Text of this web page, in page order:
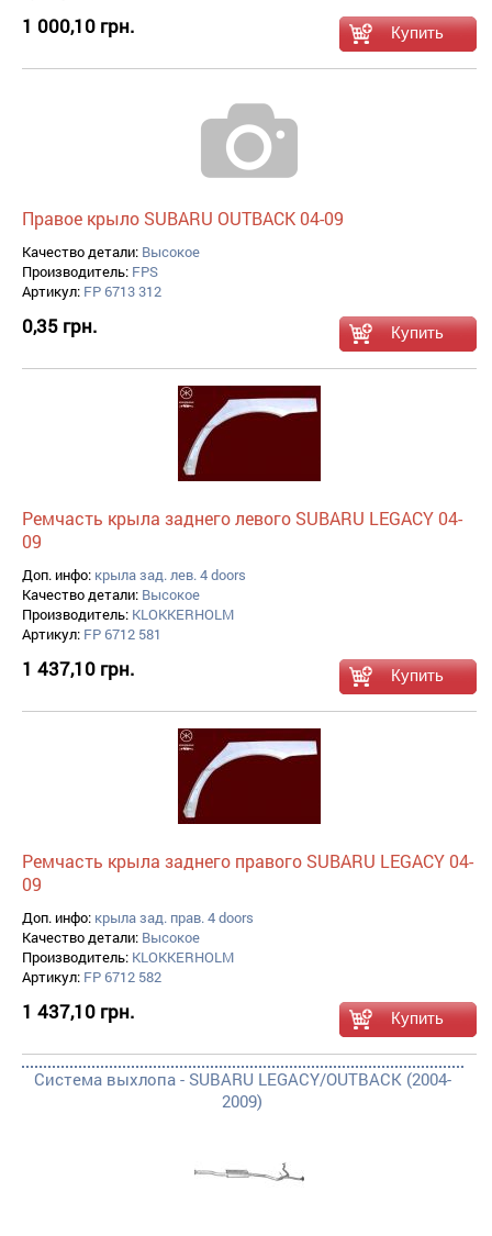
1 000,10 грн.
Правое крыло SUBARU OUTBACK 04-09
Качество детали: Высокое
Производитель: FPS
Артикул: FP 6713 312
0,35 грн.
Ремчасть крыла заднего левого SUBARU LEGACY 04-
09
Доп. инфо: крыла зад. лев. 4 doors
Качество детали: Высокое
Производитель: KLOKKERHOLM
Артикул: FP 6712 581
1 437,10 грн.
Ремчасть крыла заднего правого SUBARU LEGACY 04-
09
Доп. инфо: крыла зад. прав. 4 doors
Качество детали: Высокое
Производитель: KLOKKERHOLM
Артикул: FP 6712 582
1 437,10 грн.
Система выхлопа - SUBARU LEGACY/OUTBACK (2004-
2009)